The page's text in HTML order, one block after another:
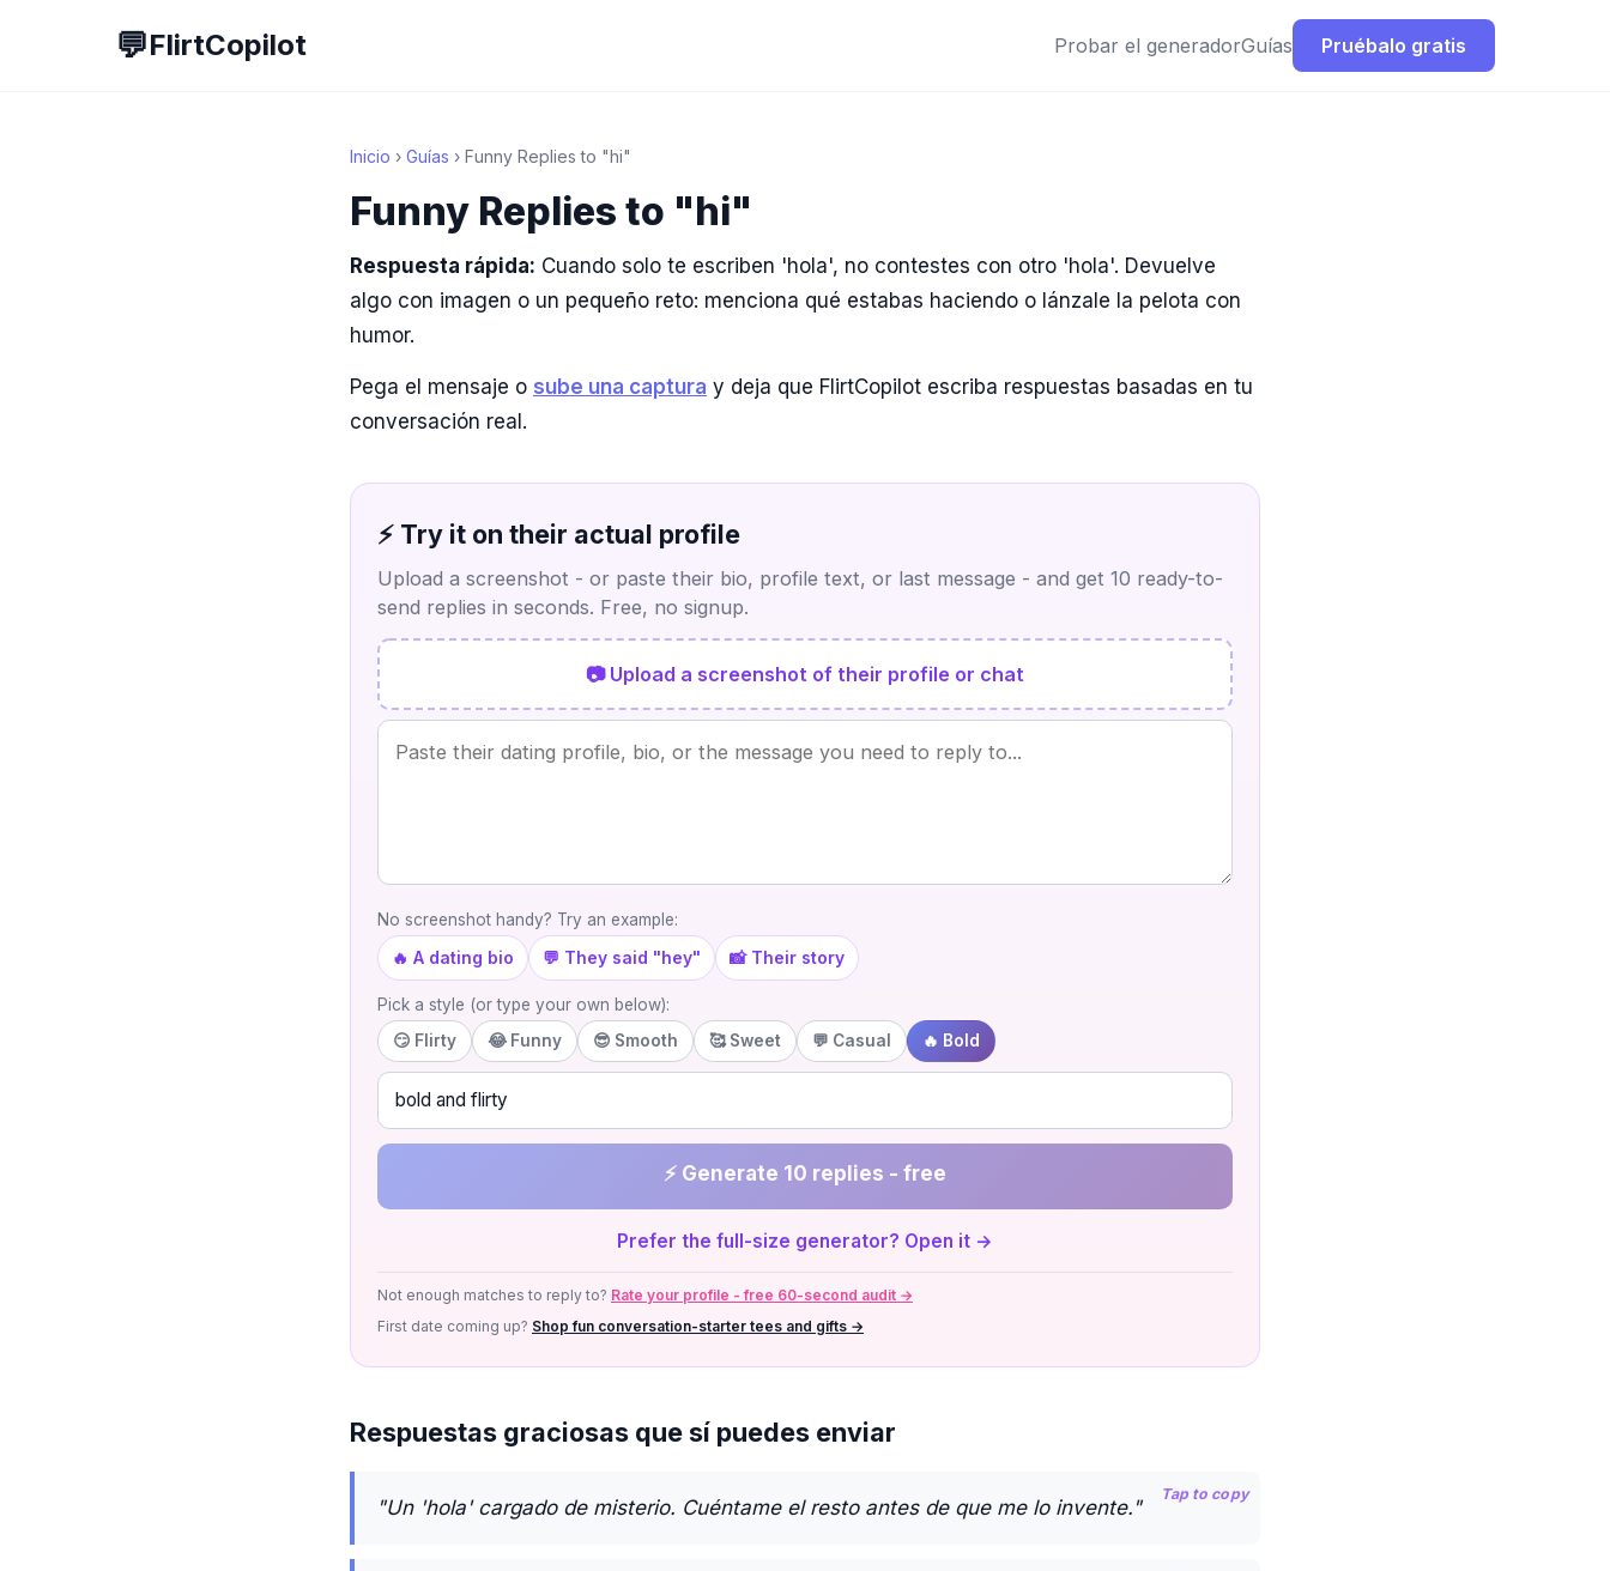
💬FlirtCopilot Probar el generadorGuías Pruébalo gratis
Inicio › Guías › Funny Replies to "hi"
Funny Replies to "hi"
Respuesta rápida: Cuando solo te escriben 'hola', no contestes con otro 'hola'. Devuelve
algo con imagen o un pequeño reto: menciona qué estabas haciendo o lánzale la pelota con
humor.
Pega el mensaje o sube una captura y deja que FlirtCopilot escriba respuestas basadas en tu
conversación real.
⚡ Try it on their actual profile
Upload a screenshot - or paste their bio, profile text, or last message - and get 10 ready-to-
send replies in seconds. Free, no signup.
📷 Upload a screenshot of their profile or chat
No screenshot handy? Try an example:
🔥 A dating bio 💬 They said "hey" 📸 Their story
Pick a style (or type your own below):
😏 Flirty
😂 Funny 😎 Smooth 🥰 Sweet 💬 Casual 🔥 Bold
⚡ Generate 10 replies - free
Prefer the full-size generator? Open it →
Not enough matches to reply to? Rate your profile - free 60-second audit →
First date coming up? Shop fun conversation-starter tees and gifts →
Respuestas graciosas que sí puedes enviar
"Un 'hola' cargado de misterio. Cuéntame el resto antes de que me lo invente."
Tap to copy